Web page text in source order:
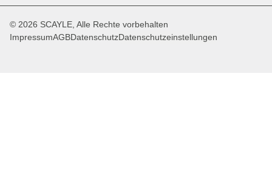
© 2026 SCAYLE, Alle Rechte vorbehalten
ImpressumAGBDatenschutzDatenschutzeinstellungen